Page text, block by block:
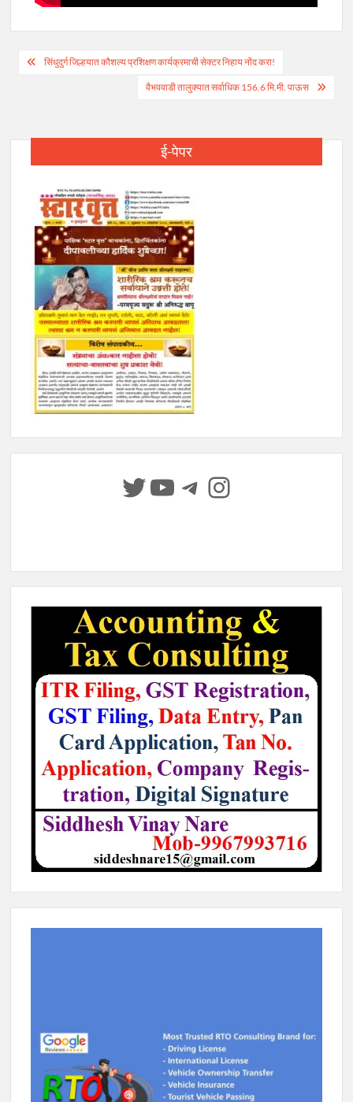
Postसिंधुदुर्ग जिल्हयात कौशल्य प्रशिक्षण कार्यक्रमाची सेक्टर निहाय नोंद करा!
वैभववाडी तालुक्यात सर्वाधिक 156.6 मि.मी. पाऊस
ई-पेपर
Twitter
YouTube
Telegram
Instagram